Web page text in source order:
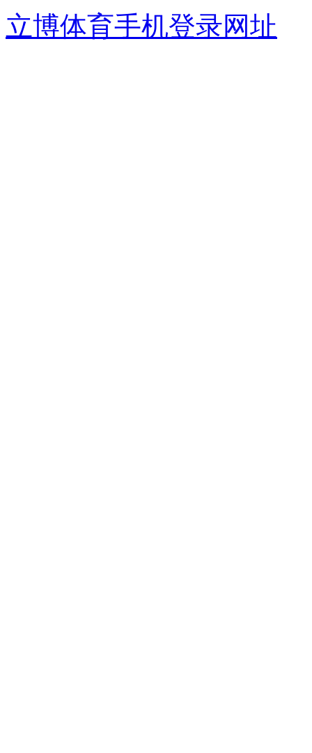
立博体育手机登录网址